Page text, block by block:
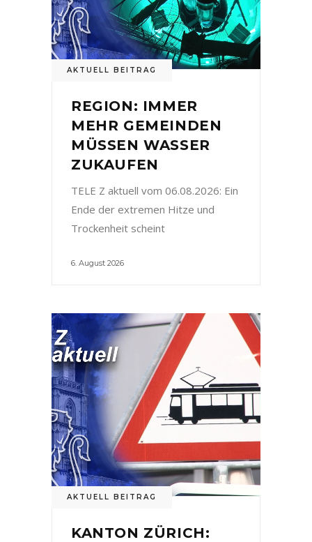
AKTUELL BEITRAG
REGION: IMMER
MEHR GEMEINDEN
MÜSSEN WASSER
ZUKAUFEN
TELE Z aktuell vom 06.08.2026: Ein
Ende der extremen Hitze und
Trockenheit scheint
6. August 2026
AKTUELL BEITRAG
KANTON ZÜRICH: